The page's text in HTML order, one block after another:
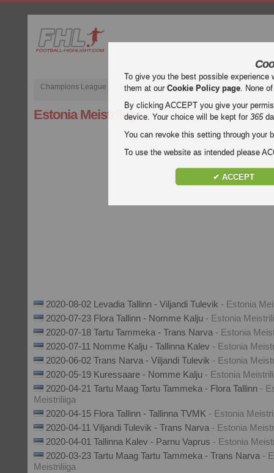
Champions League English Premier League (EPL) La Liga
Estonia Meistriliiga
2020-08-02 Levadia Tallinn - Viljandi Tulevik - Estonia
2020-07-23 Flora Tallinn - Nomme Kalju - Estonia
2020-07-18 Tartu Tammeka - Trans Narva - Estonia
2020-07-11 Nomme Kalju - Tallinna Kalev - Estonia
2020-06-02 Trans Narva - Viljandi Tulevik - Estonia
2020-05-19 Kuressaare - Nomme Kalju - Estonia
2020-04-21 Tartu Maag Tartu Tammeka - Flora Tallinn -
Meistriliiga
2020-04-15 Flora Tallinn - Tallinna TVMK - Estonia
2020-04-11 Viljandi Tulevik - Trans Narva - Estonia
2020-04-01 Tallinna Kalev - Parnu Vaprus - Estonia
2020-03-23 Tartu Maag Tartu Tammeka - Trans Narva -
Meistriliiga
To give you the best possible
them at ourCookie Policy page. None
By clicking ACCEPT you give your
device. Your choice will be kept for365
You can revoke this setting through your
To use the website as intended please
✔ ACCEPT